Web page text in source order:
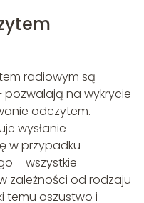
radiowym są
na wykrycie
odczytem.
wysłanie
w przypadku
– wszystkie
zależności od rodzaju
temu oszustwo i